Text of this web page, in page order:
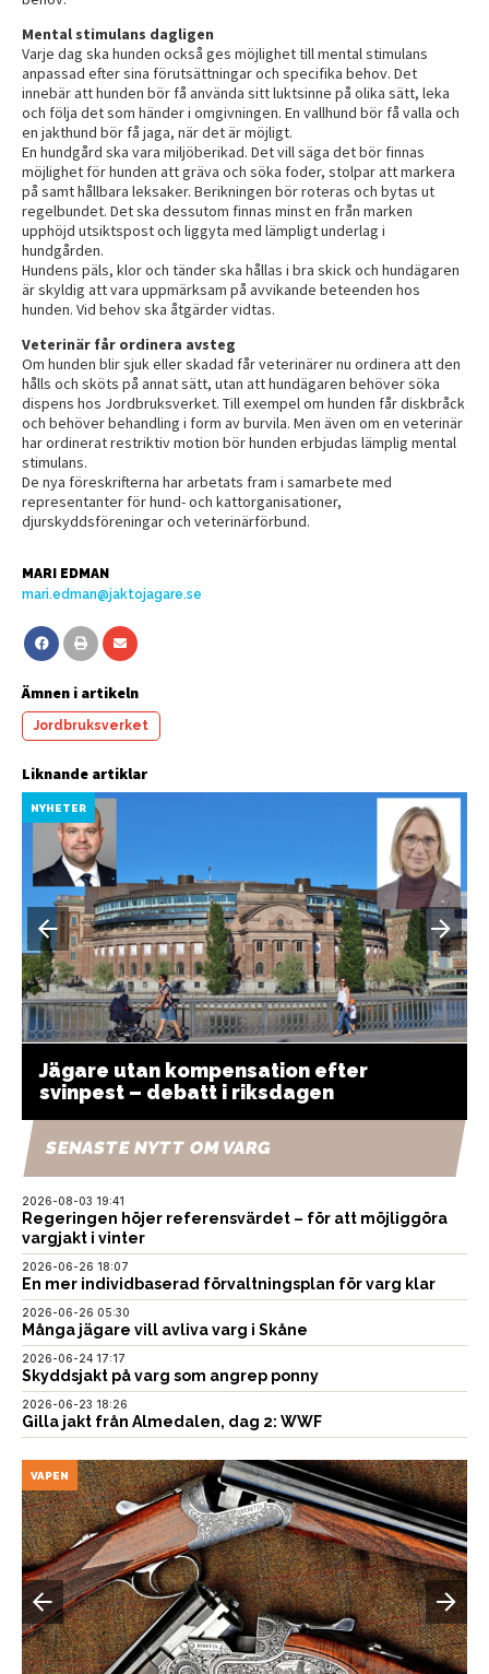
Mental stimulans dagligen
Varje dag ska hunden också ges möjlighet till mental stimulans
anpassad efter sina förutsättningar och specifika behov. Det
innebär att hunden bör få använda sitt luktsinne på olika sätt, leka
och följa det som händer i omgivningen. En vallhund bör få valla och
en jakthund bör få jaga, när det är möjligt.
En hundgård ska vara miljöberikad. Det vill säga det bör finnas
möjlighet för hunden att gräva och söka foder, stolpar att markera
på samt hållbara leksaker. Berikningen bör roteras och bytas ut
regelbundet. Det ska dessutom finnas minst en från marken
upphöjd utsiktspost och liggyta med lämpligt underlag i
hundgården.
Hundens päls, klor och tänder ska hållas i bra skick och hundägaren
är skyldig att vara uppmärksam på avvikande beteenden hos
hunden. Vid behov ska åtgärder vidtas.
Veterinär får ordinera avsteg
Om hunden blir sjuk eller skadad får veterinärer nu ordinera att den
hålls och sköts på annat sätt, utan att hundägaren behöver söka
dispens hos Jordbruksverket. Till exempel om hunden får diskbråck
och behöver behandling i form av burvila. Men även om en veterinär
har ordinerat restriktiv motion bör hunden erbjudas lämplig mental
stimulans.
De nya föreskrifterna har arbetats fram i samarbete med
representanter för hund- och kattorganisationer,
djurskyddsföreningar och veterinärförbund.
MARI EDMAN
mari.edman@jaktojagare.se
Ämnen i artikeln
Jordbruksverket
Liknande artiklar
NYHETER
Jägare utan kompensation efter
svinpest – debatt i riksdagen
SENASTE NYTT OM VARG
2026-08-03 19:41
Regeringen höjer referensvärdet – för att möjliggöra
vargjakt i vinter
2026-06-26 18:07
En mer individbaserad förvaltningsplan för varg klar
2026-06-26 05:30
Många jägare vill avliva varg i Skåne
2026-06-24 17:17
Skyddsjakt på varg som angrep ponny
2026-06-23 18:26
Gilla jakt från Almedalen, dag 2: WWF
VAPEN